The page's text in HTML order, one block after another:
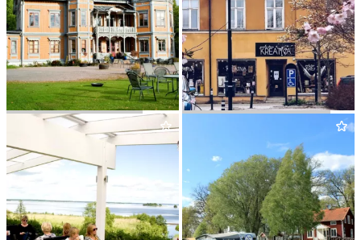
KOHLSWA HER­RGÅRD